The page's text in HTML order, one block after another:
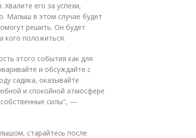
его за успехи,
Малыш в этом случае будет
решить. Он будет
кого положиться.
этого события как для
и обсуждайте с
садика, оказывайте
и спокойной атмосфере
силы", —
старайтесь после